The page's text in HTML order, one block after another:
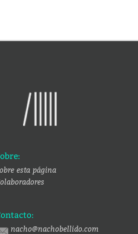
esta página
nacho@nachobellido.com